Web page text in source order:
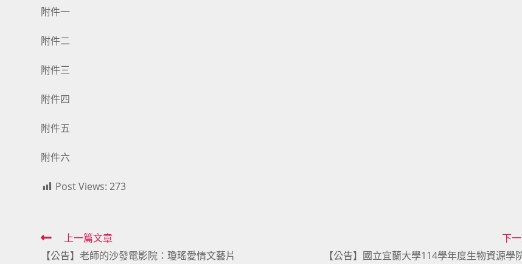
附件一
附件二
附件三
附件四
附件五
附件六
Post Views: 273
Read
more
上一篇文章
【公告】老師的沙發電影院：瓊瑤愛情文藝片
下
【公告】國立宜蘭大學114學年度生物資源學